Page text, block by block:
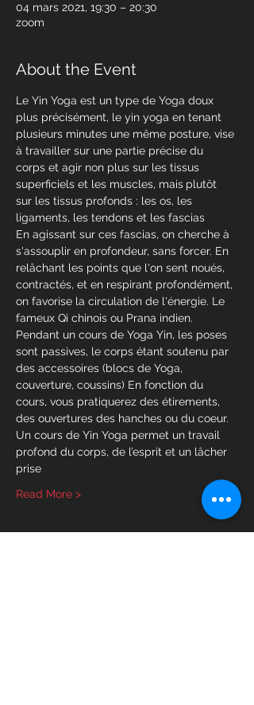
04 mars 2021, 19:30 – 20:30
zoom
About the Event
Le Yin Yoga est un type de Yoga doux
plus précisément, le yin yoga en tenant
plusieurs minutes une même posture, vise
à travailler sur une partie précise du
corps et agir non plus sur les tissus
superficiels et les muscles, mais plutôt
sur les tissus profonds : les os, les
ligaments, les tendons et les fascias
En agissant sur ces fascias, on cherche à
s'assouplir en profondeur, sans forcer. En
relâchant les points que l'on sent noués,
contractés, et en respirant profondément,
on favorise la circulation de l'énergie. Le
fameux Qi chinois ou Prana indien.
Pendant un cours de Yoga Yin, les poses
sont passives, le corps étant soutenu par
des accessoires (blocs de Yoga,
couverture, coussins) En fonction du
cours, vous pratiquerez des étirements,
des ouvertures des hanches ou du coeur.
Un cours de Yin Yoga permet un travail
profond du corps, de l’esprit et un lâcher
prise
Read More >